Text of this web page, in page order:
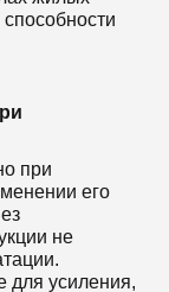
при
его
не
для усиления,